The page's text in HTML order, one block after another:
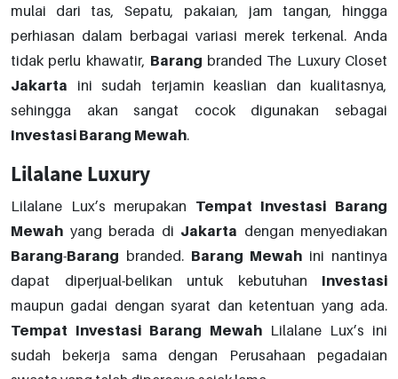
mulai dari tas, Sepatu, pakaian, jam tangan, hingga
perhiasan dalam berbagai variasi merek terkenal. Anda
tidak perlu khawatir, Barang branded The Luxury Closet
Jakarta ini sudah terjamin keaslian dan kualitasnya,
sehingga akan sangat cocok digunakan sebagai
Investasi Barang Mewah.
Lilalane Luxury
Lilalane Lux’s merupakan Tempat Investasi Barang
Mewah yang berada di Jakarta dengan menyediakan
Barang-Barang branded. Barang Mewah ini nantinya
dapat diperjual-belikan untuk kebutuhan Investasi
maupun gadai dengan syarat dan ketentuan yang ada.
Tempat Investasi Barang Mewah Lilalane Lux’s ini
sudah bekerja sama dengan Perusahaan pegadaian